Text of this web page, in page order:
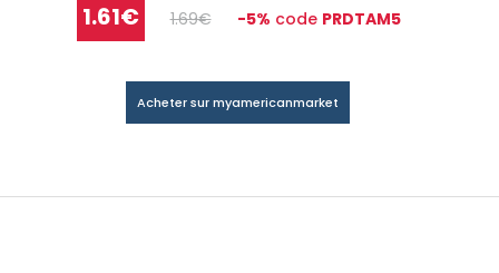
1.61€ 1.69€ -5% code PRDTAM5
Acheter sur myamericanmarket